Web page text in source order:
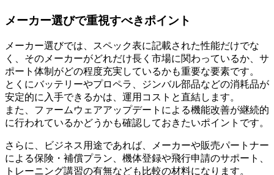
メーカー選びで重視すべきポイント
メーカー選びでは、スペック表に記載された性能だけでな
く、そのメーカーがどれだけ長く市場に関わっているか、サ
ポート体制がどの程度充実しているかも重要な要素です。
とくにバッテリーやプロペラ、ジンバル部品などの消耗品が
安定的に入手できるかは、運用コストと直結します。
また、ファームウェアアップデートによる機能改善が継続的
に行われているかどうかも確認しておきたいポイントです。
さらに、ビジネス用途であれば、メーカーや販売パートナー
による保険・補償プラン、機体登録や飛行申請のサポート、
トレーニング講習の有無なども比較の材料になります。